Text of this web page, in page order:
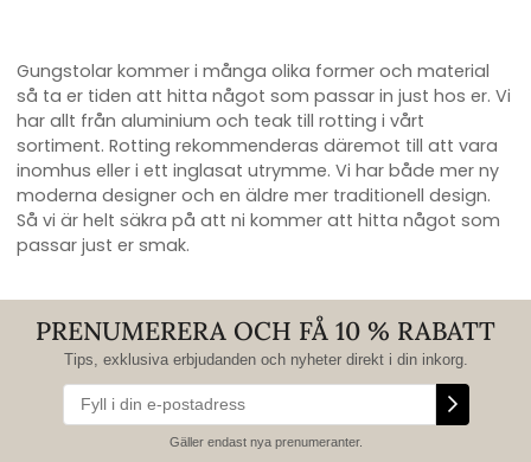
Gungstolar kommer i många olika former och material
så ta er tiden att hitta något som passar in just hos er. Vi
har allt från aluminium och teak till rotting i vårt
sortiment. Rotting rekommenderas däremot till att vara
inomhus eller i ett inglasat utrymme. Vi har både mer ny
moderna designer och en äldre mer traditionell design.
Så vi är helt säkra på att ni kommer att hitta något som
passar just er smak.
PRENUMERERA OCH FÅ 10 % RABATT
Tips, exklusiva erbjudanden och nyheter direkt i din inkorg.
Gäller endast nya prenumeranter.